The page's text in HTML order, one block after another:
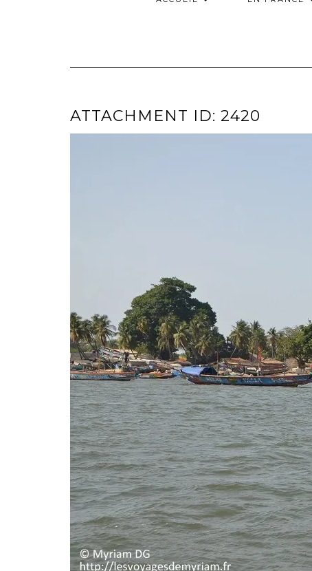
ATTACHMENT ID: 2420